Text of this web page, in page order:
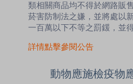
類相關商品均不得於網路販
菸害防制法之嫌，並將處以
一百萬以下不等之罰鍰，並
詳情點擊參閱公告
動物應施檢疫物